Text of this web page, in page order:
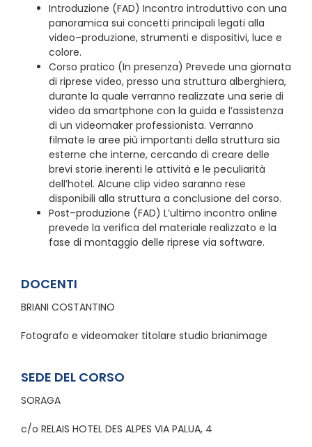
Introduzione (FAD) Incontro introduttivo con una
panoramica sui concetti principali legati alla
video–produzione, strumenti e dispositivi, luce e
colore.
Corso pratico (In presenza) Prevede una giornata
di riprese video, presso una struttura alberghiera,
durante la quale verranno realizzate una serie di
video da smartphone con la guida e l’assistenza
di un videomaker professionista. Verranno
filmate le aree più importanti della struttura sia
esterne che interne, cercando di creare delle
brevi storie inerenti le attività e le peculiarità
dell’hotel. Alcune clip video saranno rese
disponibili alla struttura a conclusione del corso.
Post–produzione (FAD) L’ultimo incontro online
prevede la verifica del materiale realizzato e la
fase di montaggio delle riprese via software.
DOCENTI
BRIANI COSTANTINO
Fotografo e videomaker titolare studio brianimage
SEDE DEL CORSO
SORAGA
c/o RELAIS HOTEL DES ALPES VIA PALUA, 4